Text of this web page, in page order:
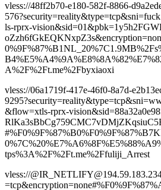
vless://48ff2b70-e180-582f-8866-
ls-rprx-
A%2F%2Ft.me%2Fbyxiaoxi
vless://06a1719f-417e-46f0-8a7d-
&flow=xtls-rprx-
tps%3A%2F%2Ft.me%2Ffuliji_Arrest
vless://